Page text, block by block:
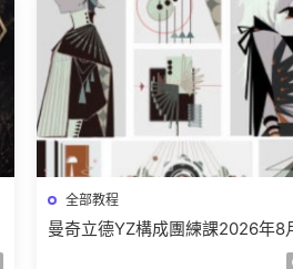
全部教程
曼奇立德YZ構成團練課2026年8